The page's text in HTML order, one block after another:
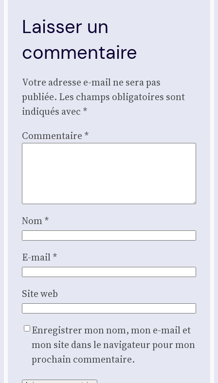
Laisser un
commentaire
Votre adresse e-mail ne sera pas
publiée. Les champs obligatoires sont
indiqués avec *
Commentaire *
Nom*
E-mail*
Site web
Enregistrer mon nom, mon e-mail et
mon site dans le navigateur pour mon
prochain commentaire.